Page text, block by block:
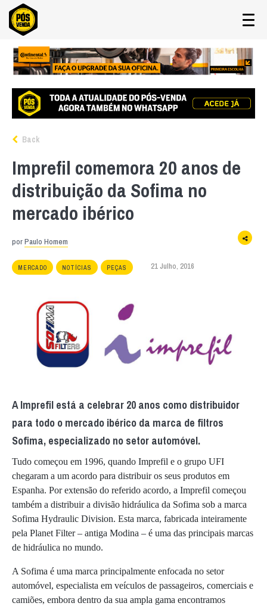
Back
Imprefil comemora 20 anos de
distribuição da Sofima no
mercado ibérico
porPaulo Homem
MERCADO NOTÍCIAS PEÇAS 21 Julho, 2016
A Imprefil está a celebrar 20 anos como distribuidor
para todo o mercado ibérico da marca de filtros
Sofima, especializado no setor automóvel.
Tudo começou em 1996, quando Imprefil e o grupo UFI
chegaram a um acordo para distribuir os seus produtos em
Espanha. Por extensão do referido acordo, a Imprefil começou
também a distribuir a divisão hidráulica da Sofima sob a marca
Sofima Hydraulic Division. Esta marca, fabricada inteiramente
pela Planet Filter – antiga Modina – é uma das principais marcas
de hidráulica no mundo.
A Sofima é uma marca principalmente enfocada no setor
automóvel, especialista em veículos de passageiros, comerciais e
camiões, embora dentro da sua ampla gama encontramos